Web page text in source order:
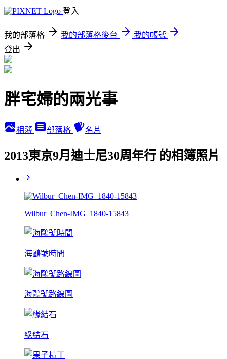
登入
我的部落格 我的部落格後台
我的帳號
登出
胖宅婦的兩光事
相簿 部落格 名片
2013東京9月迪士尼30周年行 的相簿照片
Wilbur_Chen-IMG_1840-15843
海鷗號時間
海鷗號路線圖
緣結石